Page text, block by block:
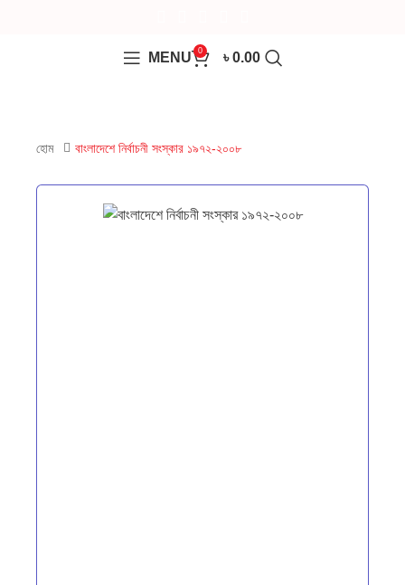
MENU 0 ৳0.00
হোম বাংলাদেশে নির্বাচনী সংস্কার ১৯৭২-২০০৮